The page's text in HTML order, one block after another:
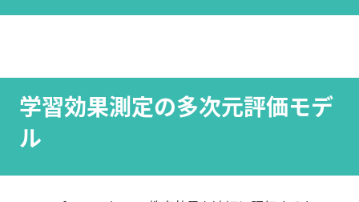
学習効果測定の多次元評価モデ
ル